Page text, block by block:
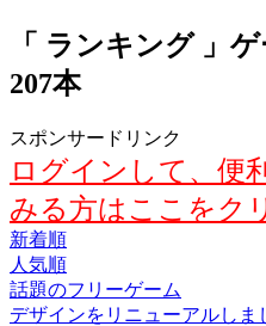
「 ランキング 」
207本
スポンサードリンク
ログインして、便
みる方はここをク
新着順
人気順
話題のフリーゲーム
デザインをリニューアルしま